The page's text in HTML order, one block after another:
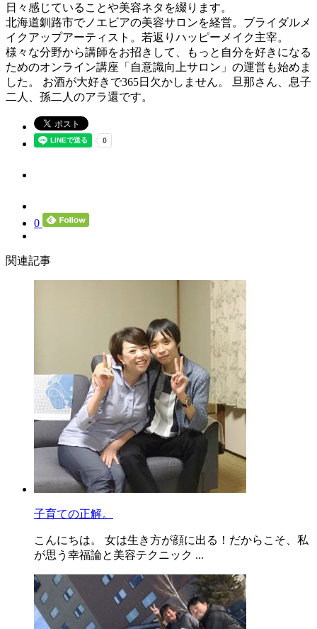
日々感じていることや美容ネタを綴ります。
北海道釧路市でノエビアの美容サロンを経営。ブライダルメ
イクアップアーティスト。若返りハッピーメイク主宰。
様々な分野から講師をお招きして、もっと自分を好きになる
ためのオンライン講座「自意識向上サロン」の運営も始めま
した。 お酒が大好きで365日欠かしません。 旦那さん、息子
二人、孫二人のアラ還です。
0
関連記事
子育ての正解。
こんにちは。 女は生き方が顔に出る！だからこそ、私
が思う幸福論と美容テクニック ...